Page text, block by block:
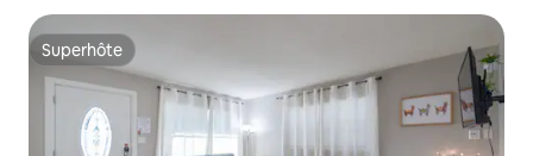
Superhôte
Superhôte